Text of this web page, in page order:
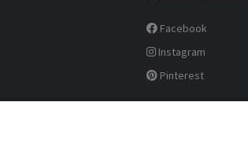
Facebook
Instagram
Pinterest